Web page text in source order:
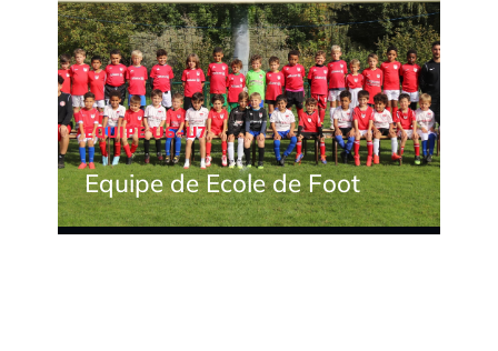
EQUIPE U6-U7
Equipe de Ecole de Foot